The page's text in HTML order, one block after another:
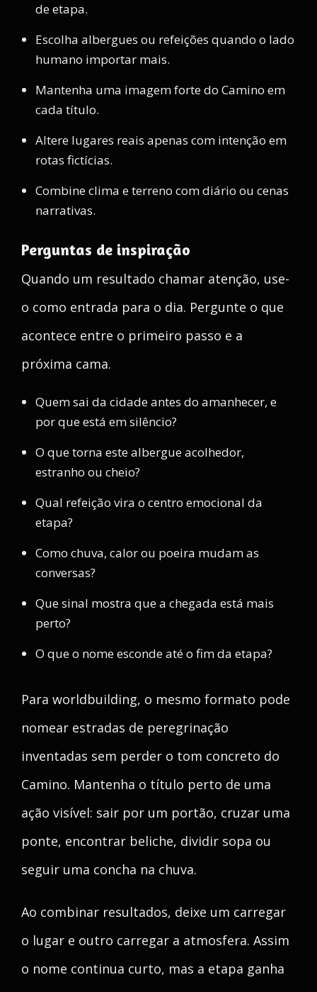
de etapa.
Escolha albergues ou refeições quando o lado
humano importar mais.
Mantenha uma imagem forte do Camino em
cada título.
Altere lugares reais apenas com intenção em
rotas fictícias.
Combine clima e terreno com diário ou cenas
narrativas.
Perguntas de inspiração
Quando um resultado chamar atenção, use-
o como entrada para o dia. Pergunte o que
acontece entre o primeiro passo e a
próxima cama.
Quem sai da cidade antes do amanhecer, e
por que está em silêncio?
O que torna este albergue acolhedor,
estranho ou cheio?
Qual refeição vira o centro emocional da
etapa?
Como chuva, calor ou poeira mudam as
conversas?
Que sinal mostra que a chegada está mais
perto?
O que o nome esconde até o fim da etapa?
Para worldbuilding, o mesmo formato pode
nomear estradas de peregrinação
inventadas sem perder o tom concreto do
Camino. Mantenha o título perto de uma
ação visível: sair por um portão, cruzar uma
ponte, encontrar beliche, dividir sopa ou
seguir uma concha na chuva.
Ao combinar resultados, deixe um carregar
o lugar e outro carregar a atmosfera. Assim
o nome continua curto, mas a etapa ganha